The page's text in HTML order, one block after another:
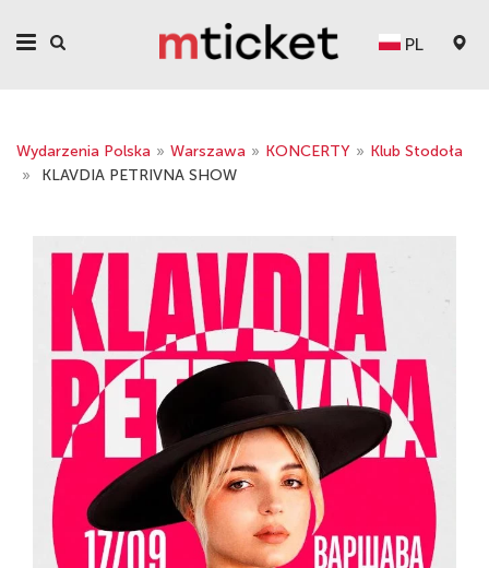
PL
Wydarzenia Polska » Warszawa » KONCERTY » Klub Stodoła
»
KLAVDIA PETRIVNA SHOW